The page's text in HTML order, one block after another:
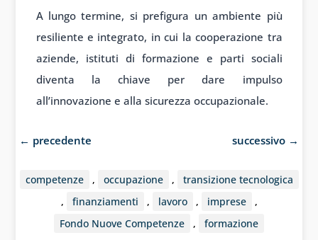
A lungo termine, si prefigura un ambiente più
resiliente e integrato, in cui la cooperazione tra
aziende, istituti di formazione e parti sociali
diventa la chiave per dare impulso
all’innovazione e alla sicurezza occupazionale.
← precedente successivo →
competenze , occupazione ,
transizione tecnologica
,
finanziamenti , lavoro , imprese
,
Fondo Nuove Competenze
, formazione